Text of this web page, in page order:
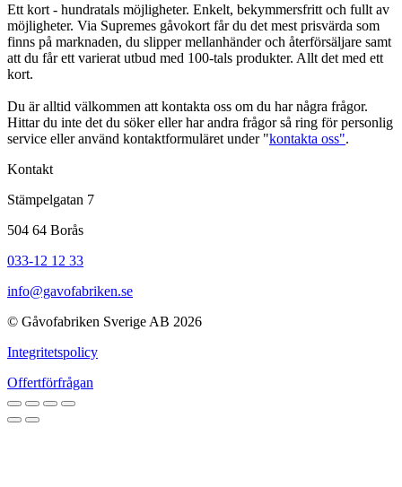
Ett kort - hundratals möjligheter. Enkelt, bekymmersfritt och fullt av
möjligheter. Via Supremes gåvokort får du det mest prisvärda som
finns på marknaden, du slipper mellanhänder och återförsäljare samt
att du får ett varierat utbud med 100-tals produkter. Allt det med ett
kort.
Du är alltid välkommen att kontakta oss om du har några frågor.
Hittar du inte det du söker eller har andra frågor så ring för personlig
service eller använd kontaktformuläret under "kontakta oss".
Kontakt
Stämpelgatan 7
504 64 Borås
033-12 12 33
info@gavofabriken.se
© Gåvofabriken Sverige AB 2026
Integritetspolicy
Offertförfrågan